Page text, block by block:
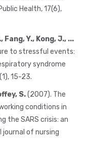
Health, 17(6),
Fang, Y., Kong, J., ...
to stressful events:
syndrome
15-23.
S.(2007). The
conditions in
the SARS crisis: an
of nursing